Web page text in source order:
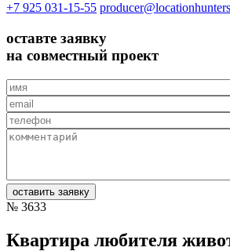
+7 925 031-15-55
оставте заявку
на совместный проект
№ 3633
Квартира любителя